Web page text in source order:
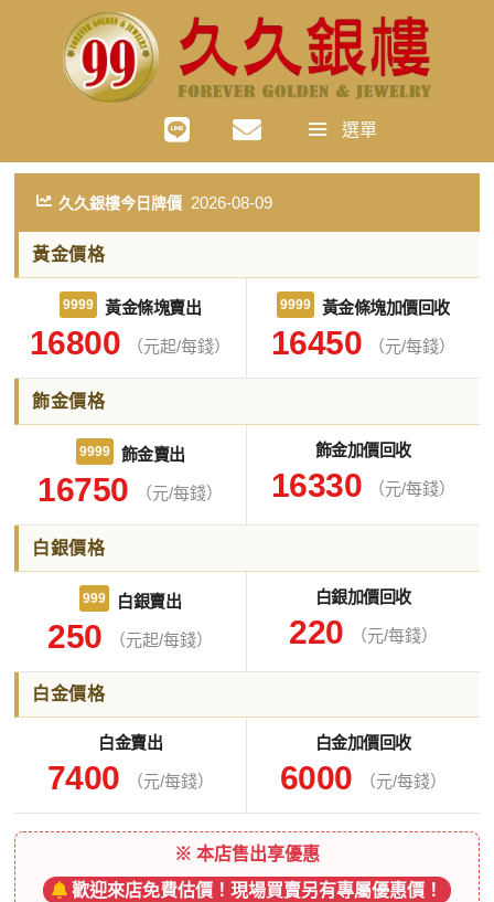
選單
久久銀樓今日牌價 2026-08-09
黃金價格
9999 黃金條塊賣出
16800 （元起/每錢）
9999 黃金條塊加價回收
16450 （元/每錢）
飾金價格
9999 飾金賣出
16750 （元/每錢）
飾金加價回收
16330 （元/每錢）
白銀價格
999 白銀賣出
250 （元起/每錢）
白銀加價回收
220 （元/每錢）
白金價格
白金賣出
7400 （元/每錢）
白金加價回收
6000 （元/每錢）
※ 本店售出享優惠
歡迎來店免費估價！現場買賣另有專屬優惠價！